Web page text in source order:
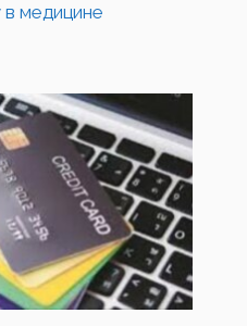
медицине